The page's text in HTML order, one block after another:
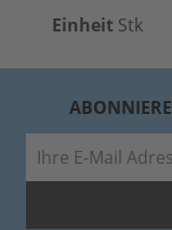
Einheit Stk